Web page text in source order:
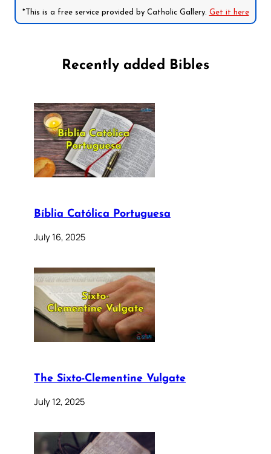
*This is a free service provided by Catholic Gallery. Get it here
Recently added Bibles
Bíblia Católica Portuguesa
July 16, 2025
The Sixto-Clementine Vulgate
July 12, 2025